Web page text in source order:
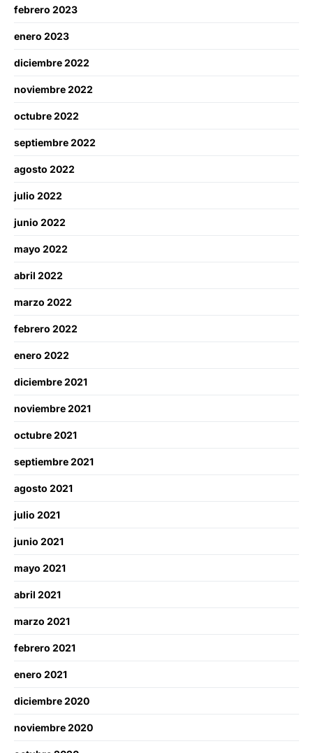
febrero 2023
enero 2023
diciembre 2022
noviembre 2022
octubre 2022
septiembre 2022
agosto 2022
julio 2022
junio 2022
mayo 2022
abril 2022
marzo 2022
febrero 2022
enero 2022
diciembre 2021
noviembre 2021
octubre 2021
septiembre 2021
agosto 2021
julio 2021
junio 2021
mayo 2021
abril 2021
marzo 2021
febrero 2021
enero 2021
diciembre 2020
noviembre 2020